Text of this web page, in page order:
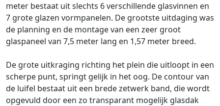
meter bestaat uit slechts 6 verschillende glasvinnen en
7 grote glazen vormpanelen. De grootste uitdaging was
de planning en de montage van een zeer groot
glaspaneel van 7,5 meter lang en 1,57 meter breed.
De grote uitkraging richting het plein die uitloopt in een
scherpe punt, springt gelijk in het oog. De contour van
de luifel bestaat uit een brede zetwerk band, die wordt
opgevuld door een zo transparant mogelijk glasdak